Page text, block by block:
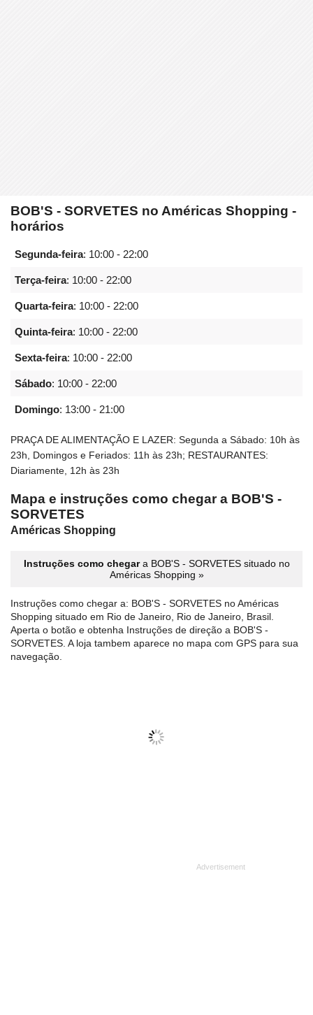
BOB'S - SORVETES no Américas Shopping -
horários
Segunda-feira: 10:00 - 22:00
Terça-feira: 10:00 - 22:00
Quarta-feira: 10:00 - 22:00
Quinta-feira: 10:00 - 22:00
Sexta-feira: 10:00 - 22:00
Sábado: 10:00 - 22:00
Domingo: 13:00 - 21:00
PRAÇA DE ALIMENTAÇÃO E LAZER: Segunda a Sábado: 10h às
23h, Domingos e Feriados: 11h às 23h; RESTAURANTES:
Diariamente, 12h às 23h
Mapa e instruções como chegar a BOB'S -
SORVETES
Américas Shopping
Instruções como chegara BOB'S - SORVETES situado no
Américas Shopping »
Instruções como chegar a: BOB'S - SORVETES no Américas
Shopping situado em Rio de Janeiro, Rio de Janeiro, Brasil.
Aperta o botão e obtenha Instruções de direção a BOB'S -
SORVETES. A loja tambem aparece no mapa com GPS para sua
navegação.